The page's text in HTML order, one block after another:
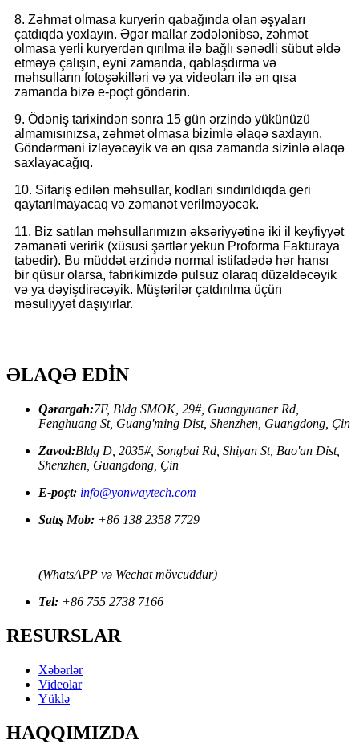
8. Zəhmət olmasa kuryerin qabağında olan əşyaları
çatdıqda yoxlayın. Əgər mallar zədələnibsə, zəhmət
olmasa yerli kuryerdən qırılma ilə bağlı sənədli sübut əldə
etməyə çalışın, eyni zamanda, qablaşdırma və
məhsulların fotoşəkilləri və ya videoları ilə ən qısa
zamanda bizə e-poçt göndərin.
9. Ödəniş tarixindən sonra 15 gün ərzində yükünüzü
almamısınızsa, zəhmət olmasa bizimlə əlaqə saxlayın.
Göndərməni izləyəcəyik və ən qısa zamanda sizinlə əlaqə
saxlayacağıq.
10. Sifariş edilən məhsullar, kodları sındırıldıqda geri
qaytarılmayacaq və zəmanət verilməyəcək.
11. Biz satılan məhsullarımızın əksəriyyətinə iki il keyfiyyət
zəmanəti veririk (xüsusi şərtlər yekun Proforma Fakturaya
tabedir). Bu müddət ərzində normal istifadədə hər hansı
bir qüsur olarsa, fabrikimizdə pulsuz olaraq düzəldəcəyik
və ya dəyişdirəcəyik. Müştərilər çatdırılma üçün
məsuliyyət daşıyırlar.
ƏLAQƏ EDİN
Qərargah:7F, Bldg SMOK, 29#, Guangyuaner Rd,
Fenghuang St, Guang'ming Dist, Shenzhen, Guangdong, Çin
Zavod:Bldg D, 2035#, Songbai Rd, Shiyan St, Bao'an Dist,
Shenzhen, Guangdong, Çin
E-poçt: info@yonwaytech.com
Satış Mob: +86 138 2358 7729
(WhatsAPP və Wechat mövcuddur)
Tel: +86 755 2738 7166
RESURSLAR
Xəbərlər
Videolar
Yüklə
HAQQIMIZDA